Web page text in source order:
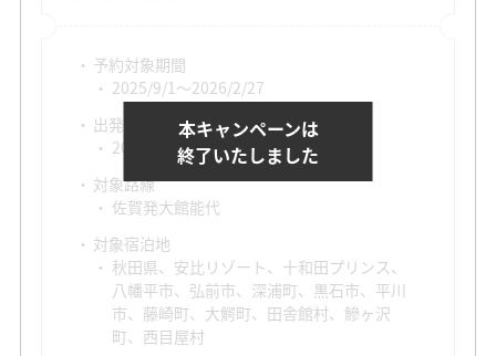
予約対象期間
2025/9/1～2026/2/27
出発対象期間
2025/11/1～2026/2/28
対象路線
佐賀発大館能代
対象宿泊地
秋田県、安比リゾート、十和田プリンス、
八幡平市、弘前市、深浦町、黒石市、平川
市、藤崎町、大鰐町、田舎館村、鰺ヶ沢
町、西目屋村
本キャンペーンは
終了いたしました